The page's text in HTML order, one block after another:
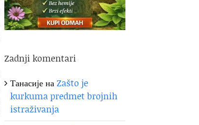
Zadnji komentari
ТанасијенаZašto je
kurkuma predmet brojnih
istraživanja